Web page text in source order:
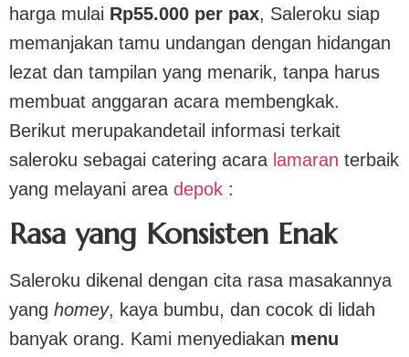
harga mulai Rp55.000 per pax, Saleroku siap
memanjakan tamu undangan dengan hidangan
lezat dan tampilan yang menarik, tanpa harus
membuat anggaran acara membengkak.
Berikut merupakandetail informasi terkait
saleroku sebagai catering acara lamaran terbaik
yang melayani area depok :
Rasa yang Konsisten Enak
Saleroku dikenal dengan cita rasa masakannya
yang homey, kaya bumbu, dan cocok di lidah
banyak orang. Kami menyediakan menu